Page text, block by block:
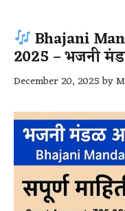
Bhajani
2025 – भजनी
December 20, 2025by